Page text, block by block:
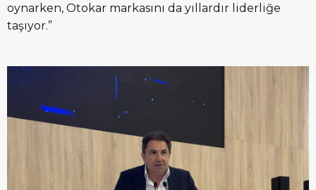
oynarken, Otokar markasını da yıllardır liderliğe
taşıyor.”